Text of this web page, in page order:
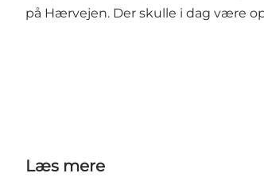
på Hærvejen. Der skulle i dag være
Læs mere